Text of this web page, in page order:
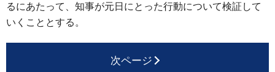
るにあたって、知事が元日にとった行動について検証して
いくこととする。
次ページ